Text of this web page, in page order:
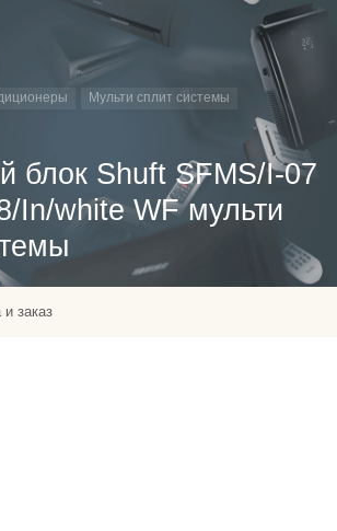
Мульти сплит системы
блок Shuft SFMS/I-07
In/white WF мульти
и заказ